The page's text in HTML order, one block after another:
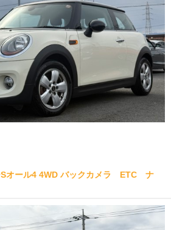
Sオール4 4WD バックカメラ ETC ナ